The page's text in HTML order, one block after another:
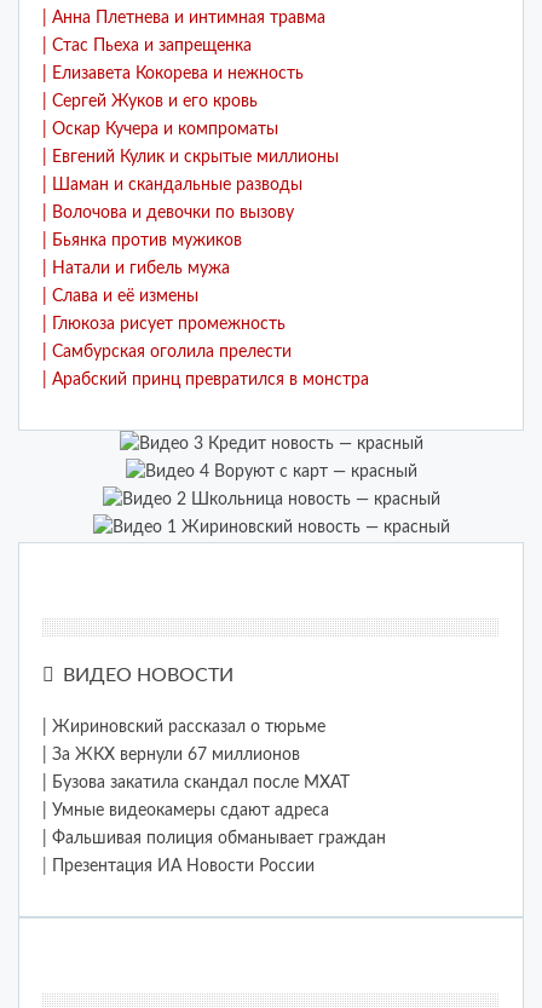
| Анна Плетнева и интимная травма
| Стас Пьеха и запрещенка
| Елизавета Кокорева и нежность
| Сергей Жуков и его кровь
| Оскар Кучера и компроматы
| Евгений Кулик и скрытые миллионы
| Шаман и скандальные разводы
| Волочова и девочки по вызову
| Бьянка против мужиков
| Натали и гибель мужа
| Слава и её измены
| Глюкоза рисует промежность
| Самбурская оголила прелести
| Арабский принц превратился в монстра
ВИДЕО НОВОСТИ
| Жириновский рассказал о тюрьме
| За ЖКХ вернули 67 миллионов
| Бузова закатила скандал после МХАТ
| Умные видеокамеры сдают адреса
| Фальшивая полиция обманывает граждан
Презентация ИА Новости России